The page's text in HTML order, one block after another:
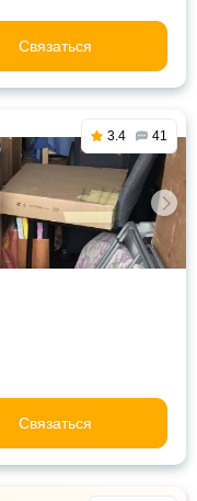
Связаться
3.4 41
Связаться